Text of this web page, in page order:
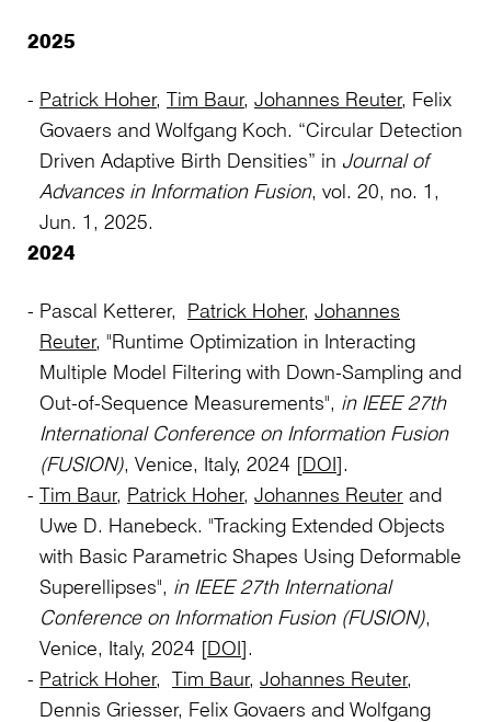
2025
Patrick Hoher, Tim Baur, Johannes Reuter, Felix
Govaers and Wolfgang Koch. “Circular Detection
Driven Adaptive Birth Densities” in Journal of
Advances in Information Fusion, vol. 20, no. 1,
Jun. 1, 2025.
2024
Pascal Ketterer, Patrick Hoher, Johannes
Reuter, "Runtime Optimization in Interacting
Multiple Model Filtering with Down-Sampling and
Out-of-Sequence Measurements", in IEEE 27th
International Conference on Information Fusion
(FUSION), Venice, Italy, 2024 [DOI].
Tim Baur, Patrick Hoher, Johannes Reuter and
Uwe D. Hanebeck. "Tracking Extended Objects
with Basic Parametric Shapes Using Deformable
Superellipses", in IEEE 27th International
Conference on Information Fusion (FUSION),
Venice, Italy, 2024 [DOI].
Patrick Hoher, Tim Baur, Johannes Reuter,
Dennis Griesser, Felix Govaers and Wolfgang